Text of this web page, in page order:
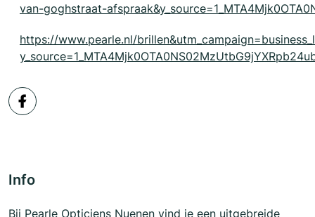
van-goghstraat-
https://www.pearle.nl/
Info
Bij Pearle Opticiens Nuenen vind je een uitgebreide